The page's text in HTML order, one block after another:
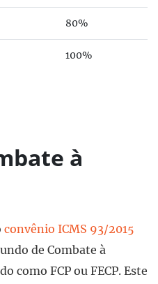
80%
100%
à
convênio ICMS 93/2015
de Combate à
como FCP ou FECP. Este